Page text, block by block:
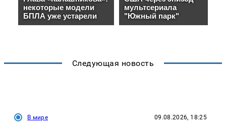
Следующая новость
В мире 09.08.2026, 18:25